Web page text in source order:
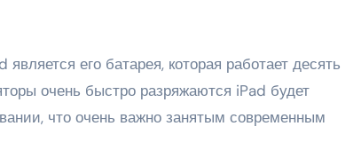
его батарея, которая работает десять
очень быстро разряжаются iPad будет
что очень важно занятым современным